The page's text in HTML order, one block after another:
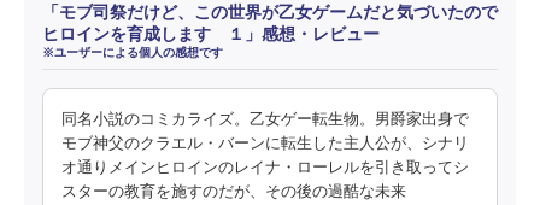
「モブ司祭だけど、この世界が乙女ゲームだと気づいたので
ヒロインを育成します １」感想・レビュー
※ユーザーによる個人の感想です
同名小説のコミカライズ。乙女ゲー転生物。男爵家出身で
モブ神父のクラエル・バーンに転生した主人公が、シナリ
オ通りメインヒロインのレイナ・ローレルを引き取ってシ
スターの教育を施すのだが、その後の過酷な未来